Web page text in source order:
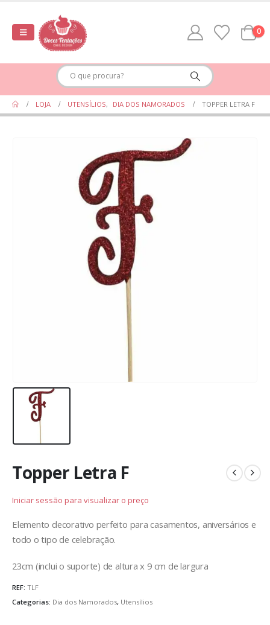
0
LOJA UTENSÍLIOS, DIA DOS NAMORADOS TOPPER LETRA F
Topper Letra F
Iniciar sessão para visualizar o preço
Elemento decorativo perfeito para casamentos, aniversários e
todo o tipo de celebração.
23cm (inclui o suporte) de altura x 9 cm de largura
REF: TLF
Categorias: Dia dos Namorados, Utensílios